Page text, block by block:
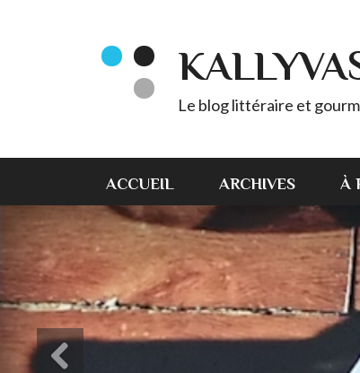
Le blog littéraire et
ACCUEIL ARCHIVES À